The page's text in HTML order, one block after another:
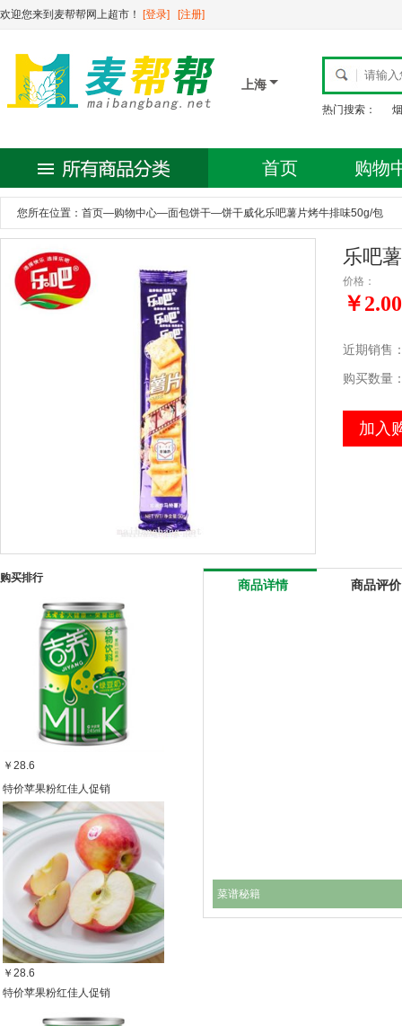
欢迎您来到麦帮帮网上超市！ [登录] [注册]
上海
热门搜索： 烟
首页 购物
您所在位置： 首页—购物中心—面包饼干—饼干威化乐吧薯片烤牛排味50g/包
乐吧
价格：
￥2.00
近期销售
购买数量
加入
购买排行
￥28.6
特价苹果粉红佳人促销
￥28.6
特价苹果粉红佳人促销
商品详情 商品评价
菜谱秘籍